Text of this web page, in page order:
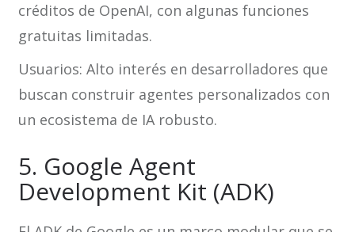
créditos de OpenAI, con algunas funciones
gratuitas limitadas.
Usuarios: Alto interés en desarrolladores que
buscan construir agentes personalizados con
un ecosistema de IA robusto.
5. Google Agent
Development Kit (ADK)